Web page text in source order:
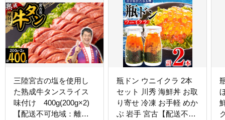
三陸宮古の塩を使用し
た熟成牛タンスライス
味付け 400g(200g×2)
【配送不可地域：離
瓶ドン ウニイクラ 2本
セット 川秀 海鮮丼 お取
り寄せ 冷凍 お手軽 めか
ぶ 岩手 宮古【配送不可